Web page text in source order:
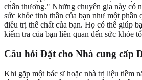
chấn thương." Những chuyên gia này có
sức khỏe tinh thần của bạn như một phần
điều trị thể chất của bạn. Họ có thể giúp
kiểm tra của bạn liên quan đến sức khỏe
Câu hỏi Đặt cho Nhà cung cấp
Khi gặp một bác sĩ hoặc nhà trị liệu tiềm